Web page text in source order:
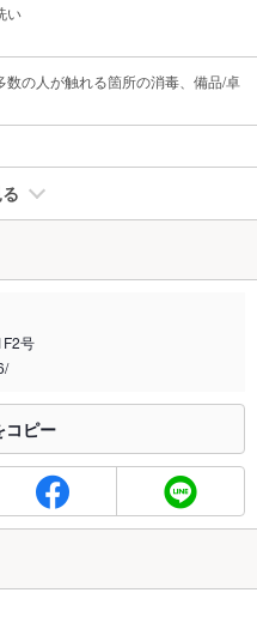
い
の人が触れる箇所の消毒、備品/卓
せてご利用いただけます。)
しみいただけます。
号
コピー